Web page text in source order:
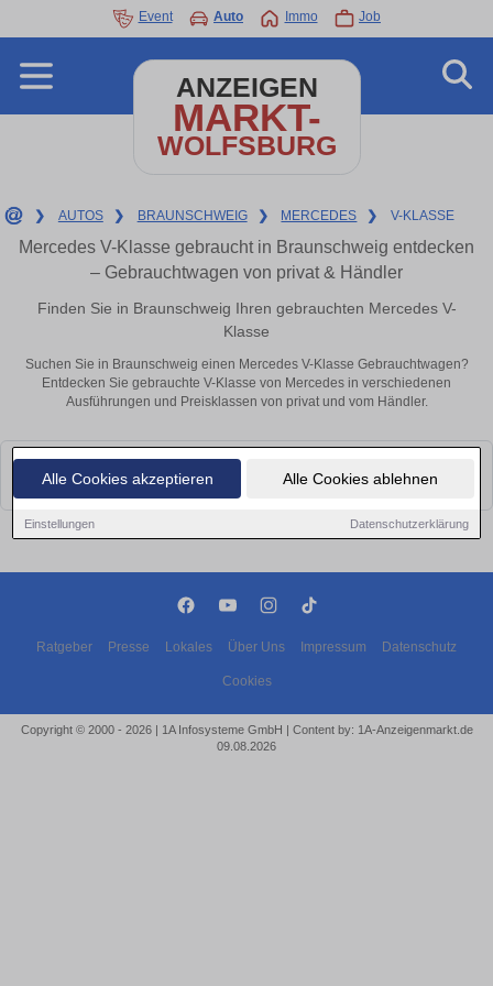
Alle Cookies akzeptieren Alle Cookies ablehnen
Einstellungen Datenschutzerklärung
Event Auto Immo Job
ANZEIGEN
MARKT-
WOLFSBURG
❯ AUTOS ❯ BRAUNSCHWEIG ❯ MERCEDES ❯ V-KLASSE
Mercedes V-Klasse gebraucht in Braunschweig entdecken
– Gebrauchtwagen von privat & Händler
Finden Sie in Braunschweig Ihren gebrauchten Mercedes V-
Klasse
Suchen Sie in Braunschweig einen Mercedes V-Klasse Gebrauchtwagen?
Entdecken Sie gebrauchte V-Klasse von Mercedes in verschiedenen
Ausführungen und Preisklassen von privat und vom Händler.
Leider konnten wir derzeit keine passenden Autos finden. Schauen Sie
bald wieder vorbei!
Ratgeber Presse Lokales Über Uns Impressum Datenschutz
Cookies
Copyright © 2000 - 2026 | 1A Infosysteme GmbH | Content by: 1A-Anzeigenmarkt.de
09.08.2026